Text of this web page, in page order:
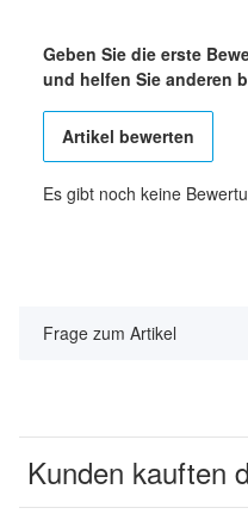
Geben Sie die erste
und helfen Sie anderen
Artikel bewerten
Es gibt noch keine
Frage zum Artikel
Kunden kauften